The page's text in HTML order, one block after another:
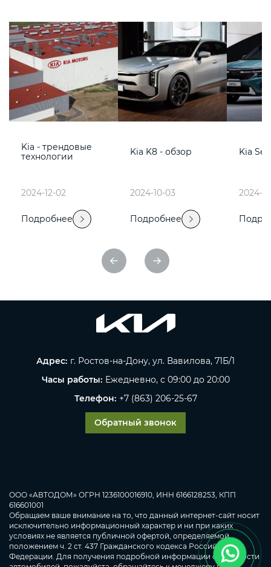
Kia - трендовые
технологии
2024-12-02
Подробнее
Kia K8 - обзор
2024-10-03
Подробнее
Kia
2024-
Адрес: г. Ростов-на-Дону, ул. Вавилова, 71Б/1
Часы работы: Ежедневно, с 09:00 до 20:00
Телефон: +7 (863) 206-25-67
Обратный звонок
ООО «АВТОДОМ» ОГРН 1236100016910, ИНН 6166128253, КПП
616601001
Обращаем ваше внимание на то, что данный интернет-сайт носит
исключительно информационный характер и ни при каких
условиях не является публичной офертой, определяемой
положением ч. 2 ст. 437 Гражданского кодекса Российской
Федерации. Для получения подробной информации о стоимости